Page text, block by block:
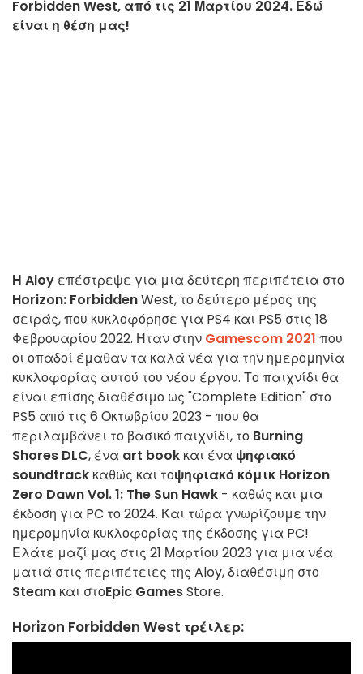
Forbidden West, από τις 21 Μαρτίου 2024. Εδώ
είναι η θέση μας!
Η Aloy επέστρεψε για μια δεύτερη περιπέτεια στο
Horizon: ForbiddenWest, το δεύτερο μέρος της
σειράς, που κυκλοφόρησε για PS4 και PS5 στις 18
Φεβρουαρίου 2022. Ήταν στην Gamescom 2021 που
οι οπαδοί έμαθαν τα καλά νέα για την ημερομηνία
κυκλοφορίας αυτού του νέου έργου. Το παιχνίδι θα
είναι επίσης διαθέσιμο ως "Complete Edition" στο
PS5 από τις 6 Οκτωβρίου 2023 - που θα
περιλαμβάνει το βασικό παιχνίδι, το Burning
Shores DLC, ένα art book και ένα ψηφιακό
soundtrack καθώς και τοψηφιακό κόμικ Horizon
Zero Dawn Vol. 1: The Sun Hawk - καθώς και μια
έκδοση για PC το 2024. Και τώρα γνωρίζουμε την
ημερομηνία κυκλοφορίας της έκδοσης για PC!
Ελάτε μαζί μας στις 21 Μαρτίου 2023 για μια νέα
ματιά στις περιπέτειες της Aloy, διαθέσιμη στο
Steam και στοEpic GamesStore.
Horizon Forbidden West τρέιλερ: